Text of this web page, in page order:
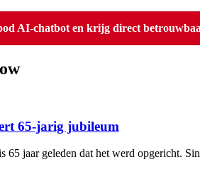
AI-chatbot en krijg direct
65-jarig jubileum
65 jaar geleden dat het werd opgericht.